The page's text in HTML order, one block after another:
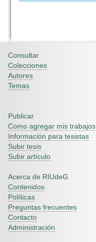
Consultar
Colecciones
Autores
Temas
Publicar
Como agregar mis trabajos
Información para tesistas
Subir tesis
Subir artículo
Acerca de RIUdeG
Contenidos
Políticas
Preguntas frecuentes
Contacto
Administración